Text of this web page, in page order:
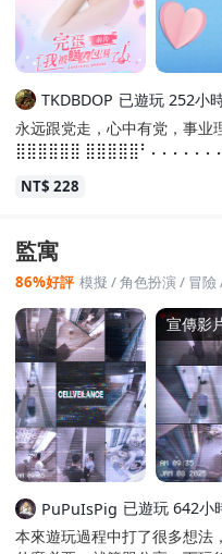
TKDBDOP 已遊玩 252小
永远跟党走，心中有党，
⣿⣿⣿⣿⣿⣿
⠘⠷⣦⣀⣠⡶⠁⠈⠁⠄⣿⣿⣿⣿⣿⣿⣿
⣿
⣠⣾⡟⠄⠄⠄⠄⠉⠙⠻
⠄⣿⡟⣷⠄⠹⣿⣿⣿⡿⠁⠄⠄⠄⠄⠄⠄⠄⠄
NT$ 228
監寓
86%好評 模擬 /角色扮演/ 冒險
宣傳影
PuPuIsPig 已遊玩 642小
本來遊玩過程中打了很多想法